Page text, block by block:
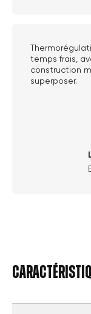
temps frais,
construction
superposer.